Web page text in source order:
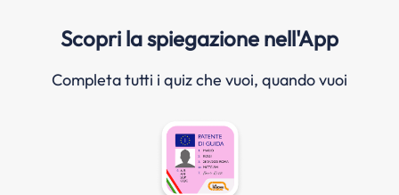
Scopri la spiegazione nell'App
Completa tutti i quiz che vuoi, quando vuoi